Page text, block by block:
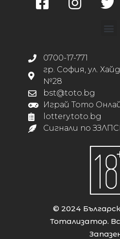
0700-17-771
гр. София, ул.
№28
bst@toto.bg
Играй Тото
lottery.toto.bg
Сигнали по
© 2024
Тотализатор.